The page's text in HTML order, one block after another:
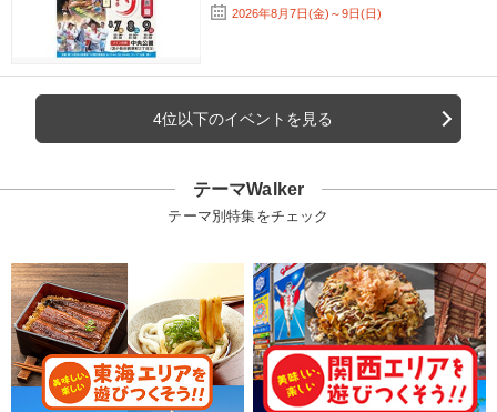
2026年8月7日(金)～9日(日)
4位以下のイベントを見る
テーマWalker
テーマ別特集をチェック